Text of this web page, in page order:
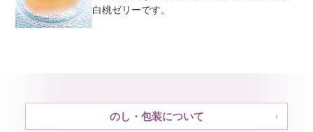
白桃ゼリーです。
のし・包装について